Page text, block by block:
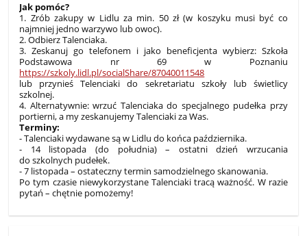
Jak pomóc?
1. Zrób zakupy w Lidlu za min. 50 zł (w koszyku musi być co
najmniej jedno warzywo lub owoc).
2. Odbierz Talenciaka.
3. Zeskanuj go telefonem i jako beneficjenta wybierz: Szkoła
Podstawowa nr 69 w Poznaniu
https://szkoly.lidl.pl/socialShare/87040011548
lub przynieś Telenciaki do sekretariatu szkoły lub świetlicy
szkolnej.
4. Alternatywnie: wrzuć Talenciaka do specjalnego pudełka przy
portierni, a my zeskanujemy Talenciaki za Was.
Terminy:
- Talenciaki wydawane są w Lidlu do końca października.
- 14 listopada (do południa) – ostatni dzień wrzucania
do szkolnych pudełek.
- 7 listopada – ostateczny termin samodzielnego skanowania.
Po tym czasie niewykorzystane Talenciaki tracą ważność. W razie
pytań – chętnie pomożemy!